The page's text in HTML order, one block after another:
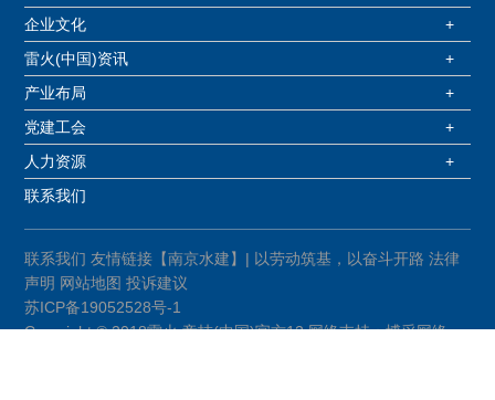
企业文化
+
雷火(中国)资讯
+
产业布局
+
党建工会
+
人力资源
+
联系我们
联系我们 友情链接【南京水建】| 以劳动筑基，以奋斗开路 法律
声明 网站地图 投诉建议
苏ICP备19052528号-1
Copyright © 2018雷火.竞技(中国)官方12 网络支持：博采网络